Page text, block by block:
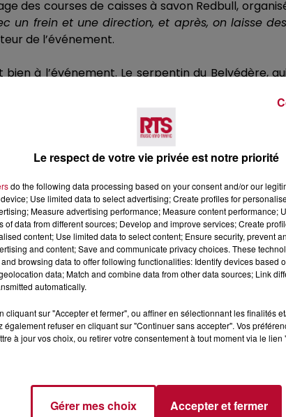
des courses de caisses à savon Redbull,
un frein et une direction, et après, on laisse
de l’événement.
à l’événement.Le serpentin du Belvédère,
tour à tour depuis le départ.
de nombreuses caisses à savon des plus
LA JOURNÉE
gratuitement toute la journée.
, tout est également prévu sur place(huîtres
c’estce dimanche 14 mai 2023, de
ou au niveau de la maison du peuple.
Le respect de votre vie privée est notre priorité
do the following data processing based on your consent and/or our
Use limited data to select advertising; Create profiles for
Measure advertising performance; Measure content performance;
of data from different sources; Develop and improve services; Create
content; Use limited data to select content; Ensure security, prevent
and content; Save and communicate privacy choices. These
browsing data to offer following functionalities: Identify devices based
data; Match and combine data from other data sources; Link
automatically.
cliquant sur "Accepter et fermer", ou affiner en sélectionnant les finalités
également refuser en cliquant sur "Continuer sans accepter". Vos
à jour vos choix, ou retirer votre consentement à tout moment via le
Gérer mes choix Accepter et fermer